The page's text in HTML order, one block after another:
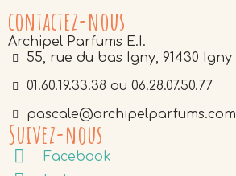
contactez-nous
Archipel Parfums E.I.
55, rue du bas Igny, 91430 Igny
01.60.19.33.38 ou 06.28.07.50.77
pascale@archipelparfums.com
Suivez-nous
Facebook